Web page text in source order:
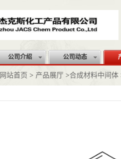
公司介绍 公司动态
网站首页 > 产品展厅 >合成材料中间体